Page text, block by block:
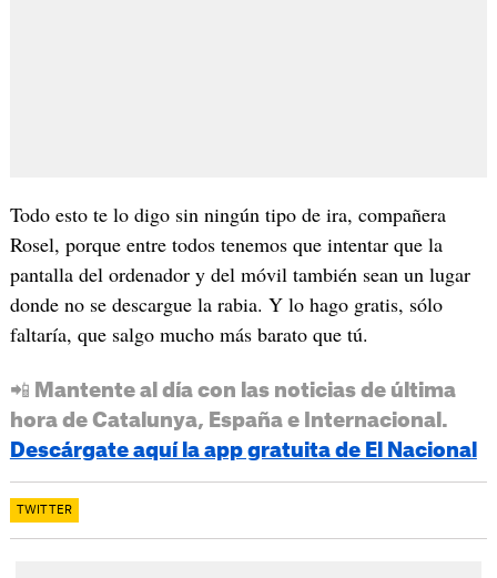
Todo esto te lo digo sin ningún tipo de ira, compañera
Rosel, porque entre todos tenemos que intentar que la
pantalla del ordenador y del móvil también sean un lugar
donde no se descargue la rabia. Y lo hago gratis, sólo
faltaría, que salgo mucho más barato que tú.
📲 Mantente al día con las noticias de última
hora de Catalunya, España e Internacional.
Descárgate aquí la app gratuita de El Nacional
TWITTER